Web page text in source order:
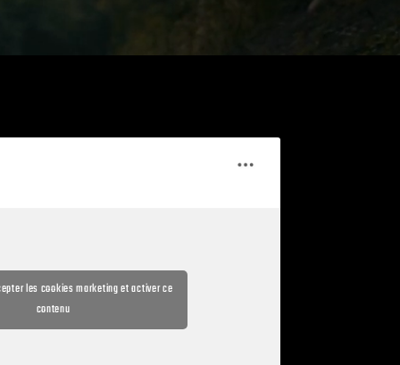
les cookies marketing et activer ce
contenu